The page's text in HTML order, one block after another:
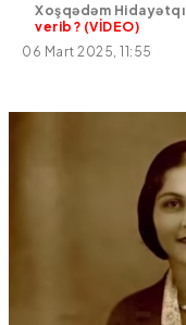
Xoşqədəm
verib? (VİDEO)
06 Mart 2025, 11:55